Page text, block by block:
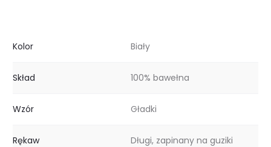
Kolor Biały
Skład 100% bawełna
Wzór Gładki
Rękaw Długi, zapinany na guziki